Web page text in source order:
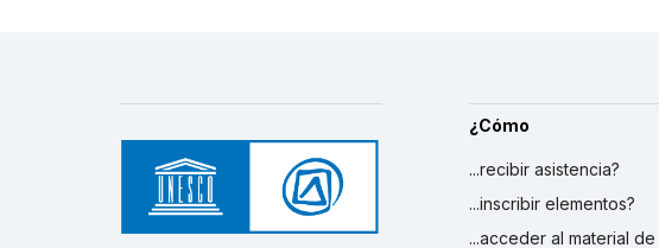
¿Cómo
...recibir asistencia?
...inscribir elementos?
...acceder al material de